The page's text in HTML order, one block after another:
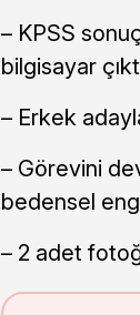
– KPSS
bilgisayar
– Erkek
– Görevini
bedensel
– 2 adet